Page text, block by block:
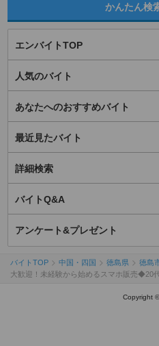
かんたん検
エンバイトTOP
人気のバイト
あなたへのおすすめバイト
最近見たバイト
詳細検索
バイトQ&A
アンケート&プレゼント
バイトTOP 中国・四国 徳島県 徳島
大歓迎！未経験から始めるスマホ販売◆20
Copyright